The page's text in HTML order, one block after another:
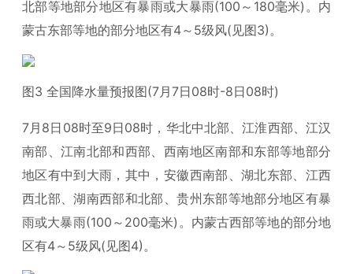
北部等地部分地区有暴雨或大暴雨(100～180毫米)。内
蒙古东部等地的部分地区有4～5级风(见图3)。
图3 全国降水量预报图(7月7日08时-8日08时)
7月8日08时至9日08时，华北中北部、江淮西部、江汉
南部、江南北部和西部、西南地区南部和东部等地部分
地区有中到大雨，其中，安徽西南部、湖北东部、江西
西北部、湖南西部和北部、贵州东部等地部分地区有暴
雨或大暴雨(100～200毫米)。内蒙古西部等地的部分地
区有4～5级风(见图4)。